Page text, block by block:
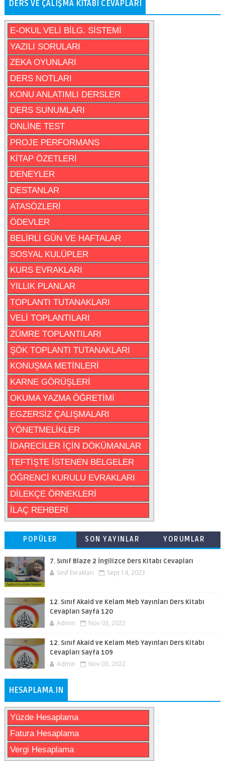
DERS VE ÇALIŞMA KITABI CEVAPLARI
E-OKUL VELİ BİLG. SİSTEMİ
YAZILI SORULARI
ZEKA OYUNLARI
DERS NOTLARI
KONU ANLATIMLI DERSLER
DERS SUNUMLARI
ONLİNE TEST
PROJE PERFORMANS
KİTAP ÖZETLERİ
DENEYLER
DESTANLAR
ATASÖZLERİ
ÖDEVLER
BELİRLİ GÜN VE HAFTALAR
SOSYAL KULÜPLER
KURS EVRAKLARI
YILLIK PLANLAR
TOPLANTI TUTANAKLARI
VELİ TOPLANTILARI
ZÜMRE TOPLANTILARI
ŞÖK TOPLANTI TUTANAKLARI
KONUŞMA METİNLERİ
KARNE GÖRÜŞLERİ
OKUMA YAZMA ÖĞRETİMİ
EGZERSİZ ÇALIŞMALARI
YÖNETMELİKLER
İDARECİLER İÇİN DÖKÜMANLAR
TEFTİŞTE İSTENEN BELGELER
ÖĞRENCİ KURULU EVRAKLARI
DİLEKÇE ÖRNEKLERİ
İLAÇ REHBERİ
POPÜLER SON YAYINLAR YORUMLAR
7. Sınıf Blaze 2 İngilizce Ders Kitabı Cevapları
Sınıf Evrakları Sept 14, 2023
12. Sınıf Akaid ve Kelam Meb Yayınları Ders Kitabı
Cevapları Sayfa 120
Admin Nov 03, 2022
12. Sınıf Akaid ve Kelam Meb Yayınları Ders Kitabı
Cevapları Sayfa 109
Admin Nov 03, 2022
HESAPLAMA.IN
Yüzde Hesaplama
Fatura Hesaplama
Vergi Hesaplama